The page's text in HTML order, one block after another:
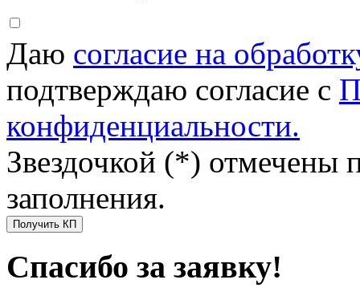
Даю согласие на
подтверждаю согласие с
конфиденциальности.
Звездочкой (*) отмечены
заполнения.
Получить КП
Спасибо за заявку!